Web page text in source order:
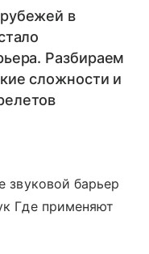
в
Разбираем
сложности и
звуковой барьер
Где применяют